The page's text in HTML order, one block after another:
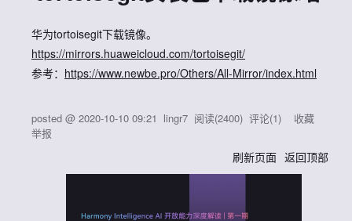
华为tortoisegit下载镜像。
https://mirrors.huaweicloud.com/tortoisegit/
参考： https://www.newbe.pro/Others/All-Mirror/index.html
posted @ 2020-10-10 09:21 lingr7 阅读(2400) 评论(1) 收藏
举报
刷新页面 返回顶部